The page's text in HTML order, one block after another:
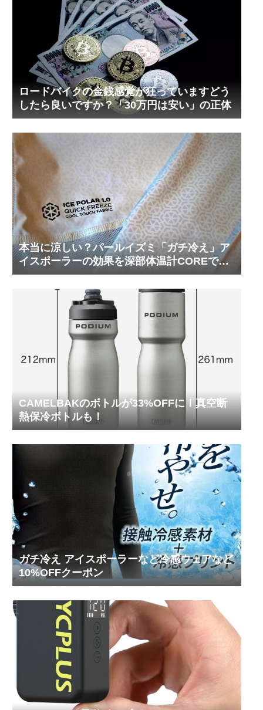
ロードバイクの金銭感覚が狂っていますどう
したら良いですか？「30万円は安い」の正体
本当に涼しい？パールイズミ「ガチ冷え」ア
イスポーラーの効果を深部体温計COREで測
ってみた
CAMELBAKのボトルが33%OFFに！真空断
熱保冷ボトルも！
ガチ冷え アイスポーラーなど冷感ウェアなど
10%OFFクーポン